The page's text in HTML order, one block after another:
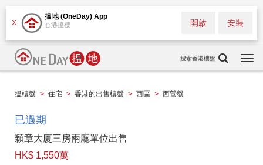
X
搵地 (OneDay) App
香港搵樓 安裝
開啟
搜索香港樓盤
搵樓盤 > 住宅 > 香港的出售樓盤 > 西區 > 西營盤
已過期
穎章大廈三房兩廳單位出售
HK$ 1,550萬